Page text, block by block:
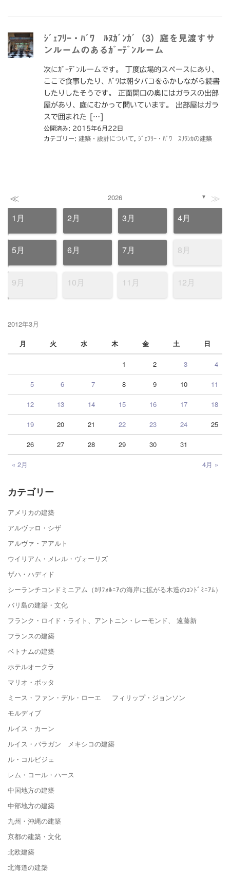
ｼﾞｪﾌﾘｰ・ﾊﾞﾜ ﾙﾇｶﾞﾝｶﾞ（3）庭を見渡すサ
ンルームのあるｶﾞｰﾃﾞﾝルーム
次にｶﾞｰﾃﾞﾝルームです。 丁度広場的スペースにあり、
ここで食事したり、ﾊﾞﾜは朝タバコをふかしながら読書
したりしたそうです。 正面開口の奥にはガラスの出部
屋があり、庭にむかって開いています。 出部屋はガラ
スで囲まれた […]
公開済み: 2015年6月22日
カテゴリー: 建築・設計について ｼﾞｪﾌﾘｰ・ﾊﾞﾜ ｽﾘﾗﾝｶの建築
≪ 2026 ▼ ≫
1月 2月 3月 4月
5月 6月 7月 8月
9月 10月 11月 12月
2012年3月
月
火 水 木 金 土 日
« 2月 4月 »
1 2 3 4
5 6 7 8 9 10 11
12 13 14 15 16 17 18
19 20 21 22 23 24 25
26 27 28 29 30 31
カテゴリー
アメリカの建築
アルヴァロ・シザ
アルヴァ・アアルト
ウイリアム・メレル・ヴォーリズ
ザハ・ハディド
シーランチコンドミニアム（ｶﾘﾌｫﾙﾆｱの海岸に拡がる木造のｺﾝﾄﾞﾐﾆｱﾑ）
バリ島の建築・文化
フランク・ロイド・ライト、アントニン・レーモンド、 遠藤新
フランスの建築
ベトナムの建築
ホテルオークラ
マリオ・ボッタ
ミース・ファン・デル・ローエ フィリップ・ジョンソン
モルディブ
ルイス・カーン
ルイス・バラガン メキシコの建築
ル・コルビジェ
レム・コール・ハース
中国地方の建築
中部地方の建築
九州・沖縄の建築
京都の建築・文化
北欧建築
北海道の建築